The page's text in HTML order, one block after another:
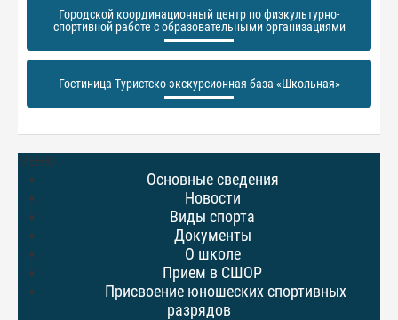
Городской координационный центр по физкультурно-
спортивной работе с образовательными организациями
Гостиница Туристско-экскурсионная база «Школьная»
МЕНЮ
Основные сведения
Новости
Виды спорта
Документы
О школе
Прием в СШОР
Присвоение юношеских спортивных
разрядов